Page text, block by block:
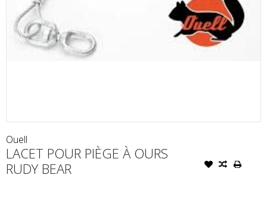
Ouell
LACET POUR PIÈGE À OURS
RUDY BEAR